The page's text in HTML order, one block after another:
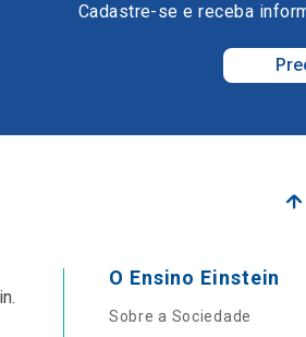
Cadastre-se e receba
O Ensino Einstein
Sobre a Sociedade